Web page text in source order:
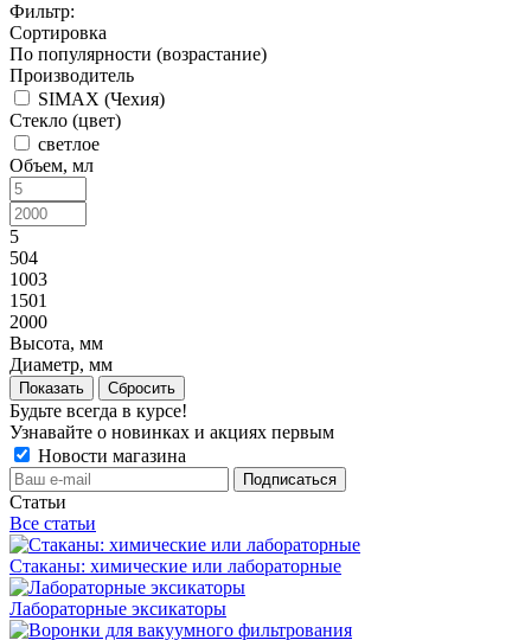
Фильтр:
Сортировка
По популярности (возрастание)
Производитель
SIMAX (Чехия)
Стекло (цвет)
светлое
Объем, мл
5
504
1003
1501
2000
Высота, мм
Диаметр, мм
Показать Сбросить
Будьте всегда в курсе!
Узнавайте о новинках и акциях первым
Новости магазина
Статьи
Все статьи
Стаканы: химические или лабораторные
Лабораторные эксикаторы